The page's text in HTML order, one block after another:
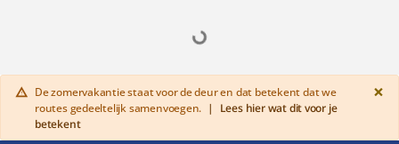
warning De zomervakantie staat voor de deur en dat betekent dat we
routes gedeeltelijk samenvoegen. |
Lees hier wat dit voor je
betekent
×